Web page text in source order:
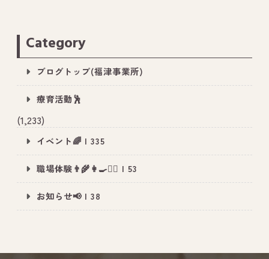
－ 鳥栖事業所のブログ
All Peace｜オールピース
Instagram 事業所紹介動画
Category
ブログトップ(福津事業所)
療育活動🕺
(1,233)
イベント🌈 | 335
職場体験👨‍🌾👩‍🍳👮‍♂️ | 53
お知らせ📢 | 38